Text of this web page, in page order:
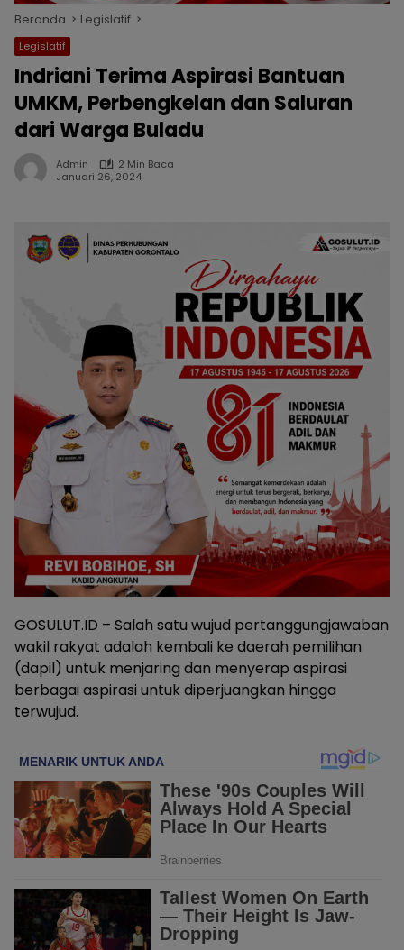
Beranda Legislatif
Legislatif
Indriani Terima Aspirasi Bantuan
UMKM, Perbengkelan dan Saluran
dari Warga Buladu
Admin
2 Min Baca
Januari 26, 2024
GOSULUT.ID – Salah satu wujud pertanggungjawaban
wakil rakyat adalah kembali ke daerah pemilihan
(dapil) untuk menjaring dan menyerap aspirasi
berbagai aspirasi untuk diperjuangkan hingga
terwujud.